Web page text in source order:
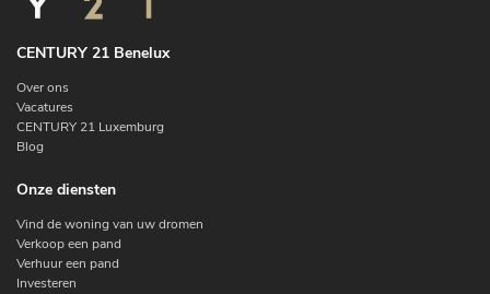
CENTURY 21 Benelux
Over ons
Vacatures
CENTURY 21 Luxemburg
Blog
Onze diensten
Vind de woning van uw dromen
Verkoop een pand
Verhuur een pand
Investeren